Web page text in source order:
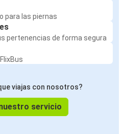
para las piernas
pertenencias de forma segura
viajas con nosotros?
servicio